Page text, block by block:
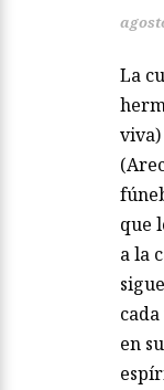
La
viva)
que
a la
en